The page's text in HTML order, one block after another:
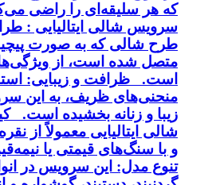
که هر سلیقه‌ای را راضی
سرویس شالی ایتالیایی :
طرح شالی که به صورت
متصل شده است، از
است. ظرافت و زیبایی:
منحنی‌های ظریف، به این
زیبا و زنانه بخشیده است.
شالی ایتالیایی معمولاً از
و با سنگ‌های قیمتی یا
تنوع مدل: این سرویس در